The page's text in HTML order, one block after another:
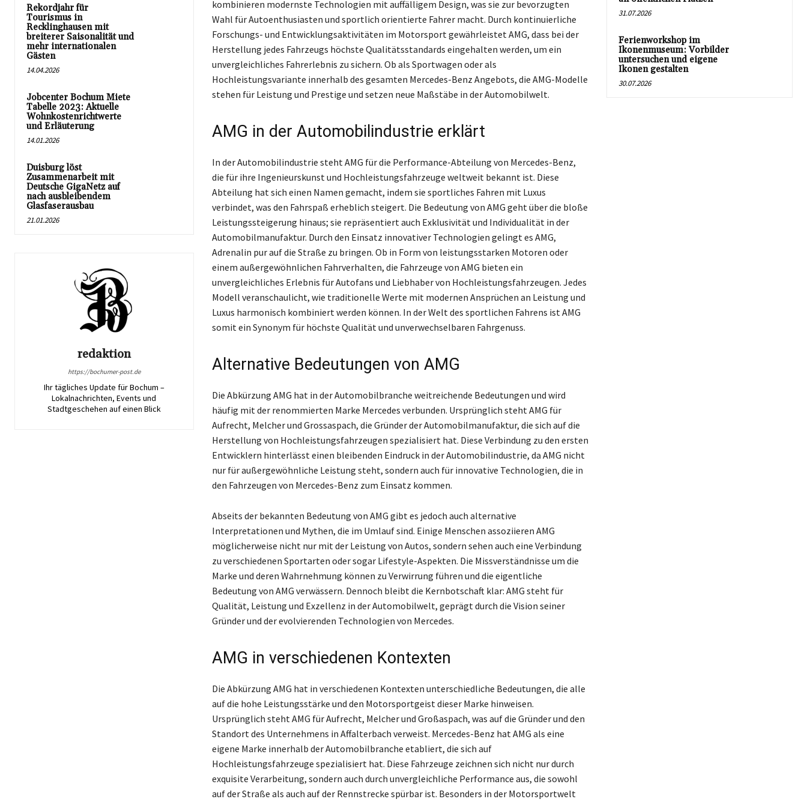
Rekordjahr für
Tourismus in
Recklinghausen mit
breiterer Saisonalität und
mehr internationalen
Gästen
14.04.2026
Jobcenter Bochum Miete
Tabelle 2023: Aktuelle
Wohnkostenrichtwerte
und Erläuterung
14.01.2026
Duisburg löst
Zusammenarbeit mit
Deutsche GigaNetz auf
nach ausbleibendem
Glasfaserausbau
21.01.2026
redaktion
https://bochumer-post.de
Ihr tägliches Update für Bochum –
Lokalnachrichten, Events und
Stadtgeschehen auf einen Blick
kombinieren modernste Technologien mit auffälligem Design, was sie zur bevorzugten
Wahl für Autoenthusiasten und sportlich orientierte Fahrer macht. Durch kontinuierliche
Forschungs- und Entwicklungsaktivitäten im Motorsport gewährleistet AMG, dass bei der
Herstellung jedes Fahrzeugs höchste Qualitätsstandards eingehalten werden, um ein
unvergleichliches Fahrerlebnis zu sichern. Ob als Sportwagen oder als
Hochleistungsvariante innerhalb des gesamten Mercedes-Benz Angebots, die AMG-Modelle
stehen für Leistung und Prestige und setzen neue Maßstäbe in der Automobilwelt.
AMG in der Automobilindustrie erklärt
In der Automobilindustrie steht AMG für die Performance-Abteilung von Mercedes-Benz,
die für ihre Ingenieurskunst und Hochleistungsfahrzeuge weltweit bekannt ist. Diese
Abteilung hat sich einen Namen gemacht, indem sie sportliches Fahren mit Luxus
verbindet, was den Fahrspaß erheblich steigert. Die Bedeutung von AMG geht über die bloße
Leistungssteigerung hinaus; sie repräsentiert auch Exklusivität und Individualität in der
Automobilmanufaktur. Durch den Einsatz innovativer Technologien gelingt es AMG,
Adrenalin pur auf die Straße zu bringen. Ob in Form von leistungsstarken Motoren oder
einem außergewöhnlichen Fahrverhalten, die Fahrzeuge von AMG bieten ein
unvergleichliches Erlebnis für Autofans und Liebhaber von Hochleistungsfahrzeugen. Jedes
Modell veranschaulicht, wie traditionelle Werte mit modernen Ansprüchen an Leistung und
Luxus harmonisch kombiniert werden können. In der Welt des sportlichen Fahrens ist AMG
somit ein Synonym für höchste Qualität und unverwechselbaren Fahrgenuss.
Alternative Bedeutungen von AMG
Die Abkürzung AMG hat in der Automobilbranche weitreichende Bedeutungen und wird
häufig mit der renommierten Marke Mercedes verbunden. Ursprünglich steht AMG für
Aufrecht, Melcher und Grossaspach, die Gründer der Automobilmanufaktur, die sich auf die
Herstellung von Hochleistungsfahrzeugen spezialisiert hat. Diese Verbindung zu den ersten
Entwicklern hinterlässt einen bleibenden Eindruck in der Automobilindustrie, da AMG nicht
nur für außergewöhnliche Leistung steht, sondern auch für innovative Technologien, die in
den Fahrzeugen von Mercedes-Benz zum Einsatz kommen.
Abseits der bekannten Bedeutung von AMG gibt es jedoch auch alternative
Interpretationen und Mythen, die im Umlauf sind. Einige Menschen assoziieren AMG
möglicherweise nicht nur mit der Leistung von Autos, sondern sehen auch eine Verbindung
zu verschiedenen Sportarten oder sogar Lifestyle-Aspekten. Die Missverständnisse um die
Marke und deren Wahrnehmung können zu Verwirrung führen und die eigentliche
Bedeutung von AMG verwässern. Dennoch bleibt die Kernbotschaft klar: AMG steht für
Qualität, Leistung und Exzellenz in der Automobilwelt, geprägt durch die Vision seiner
Gründer und der evolvierenden Technologien von Mercedes.
AMG in verschiedenen Kontexten
Die Abkürzung AMG hat in verschiedenen Kontexten unterschiedliche Bedeutungen, die alle
auf die hohe Leistungsstärke und den Motorsportgeist dieser Marke hinweisen.
Ursprünglich steht AMG für Aufrecht, Melcher und Großaspach, was auf die Gründer und den
Standort des Unternehmens in Affalterbach verweist. Mercedes-Benz hat AMG als eine
eigene Marke innerhalb der Automobilbranche etabliert, die sich auf
Hochleistungsfahrzeuge spezialisiert hat. Diese Fahrzeuge zeichnen sich nicht nur durch
exquisite Verarbeitung, sondern auch durch unvergleichliche Performance aus, die sowohl
auf der Straße als auch auf der Rennstrecke spürbar ist. Besonders in der Motorsportwelt
31.07.2026
Ferienworkshop im
Ikonenmuseum: Vorbilder
untersuchen und eigene
Ikonen gestalten
30.07.2026